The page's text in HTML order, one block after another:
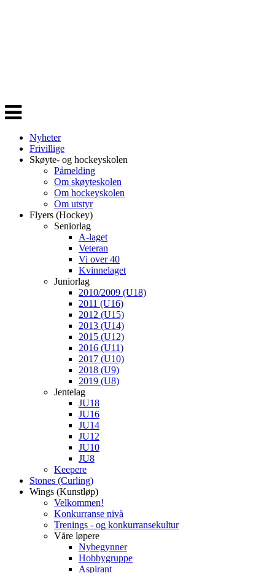
Veksle
navigasjon
Nyheter
Frivillige
Skøyte- og hockeyskolen
Påmelding
Om skøyteskolen
Om hockeyskolen
Om utstyr
Flyers (Hockey)
Seniorlag
A-laget
Veteran
Vi over 40
Kvinnelaget
Juniorlag
2010/2009 (U18)
2011 (U16)
2012 (U15)
2013 (U14)
2015 (U12)
2016 (U11)
2017 (U10)
2018 (U9)
2019 (U8)
Jentelag
JU18
JU16
JU14
JU12
JU10
JU8
Keepere
Stones (Curling)
Wings (Kunstløp)
Velkommen!
Konkurranse nivå
Trenings - og konkurransekultur
Våre løpere
Nybegynner
Hobbygruppe
Aspirant